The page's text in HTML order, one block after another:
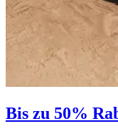
Bis zu 50%